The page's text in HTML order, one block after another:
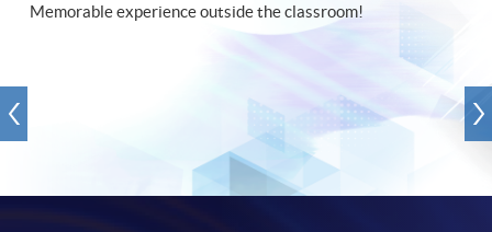
Memorable experience outside the classroom!